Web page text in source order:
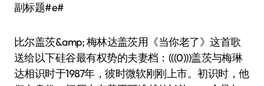
副标题#e#
比尔盖茨&amp; 梅林达盖茨用《当你老了》这首歌
送给以下硅谷最有权势的夫妻档：(((0)))盖茨与梅琳
达相识时于1987年，彼时微软刚刚上市。初识时，他